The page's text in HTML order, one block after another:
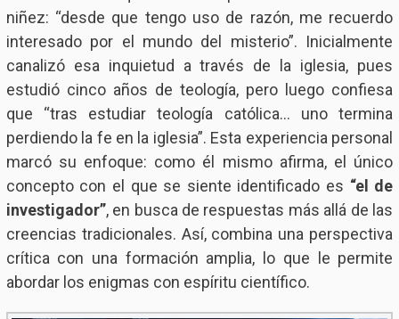
niñez: “desde que tengo uso de razón, me recuerdo
interesado por el mundo del misterio”. Inicialmente
canalizó esa inquietud a través de la iglesia, pues
estudió cinco años de teología, pero luego confiesa
que “tras estudiar teología católica… uno termina
perdiendo la fe en la iglesia”. Esta experiencia personal
marcó su enfoque: como él mismo afirma, el único
concepto con el que se siente identificado es “el de
investigador”, en busca de respuestas más allá de las
creencias tradicionales. Así, combina una perspectiva
crítica con una formación amplia, lo que le permite
abordar los enigmas con espíritu científico.